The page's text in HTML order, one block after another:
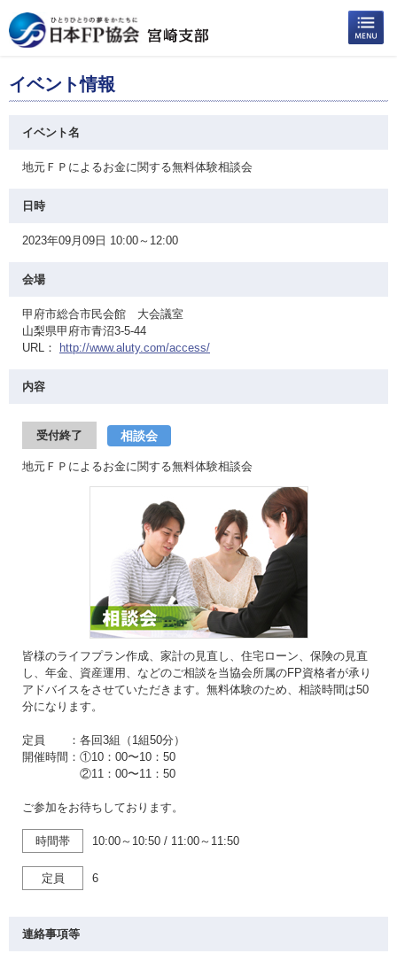
イベント情報
イベント名
地元ＦＰによるお金に関する無料体験相談会
日時
2023年09月09日 10:00～12:00
会場
甲府市総合市民会館 大会議室
山梨県甲府市青沼3-5-44
URL：
http://www.aluty.com/access/
内容
受付終了 相談会
地元ＦＰによるお金に関する無料体験相談会
皆様のライフプラン作成、家計の見直し、住宅ローン、保険の見直
し、年金、資産運用、などのご相談を当協会所属のFP資格者が承り
アドバイスをさせていただきます。無料体験のため、相談時間は50
分になります。
定員 ：各回3組（1組50分）
開催時間：①10：00〜10：50
②11：00〜11：50
ご参加をお待ちしております。
時間帯 10:00～10:50 / 11:00～11:50
定員 6
連絡事項等